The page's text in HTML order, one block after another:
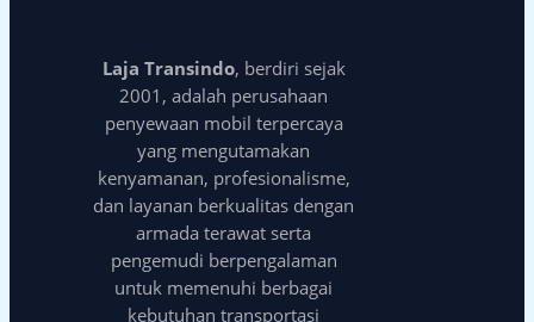
Laja Transindo, berdiri sejak
2001, adalah perusahaan
penyewaan mobil terpercaya
yang mengutamakan
kenyamanan, profesionalisme,
dan layanan berkualitas dengan
armada terawat serta
pengemudi berpengalaman
untuk memenuhi berbagai
kebutuhan transportasi